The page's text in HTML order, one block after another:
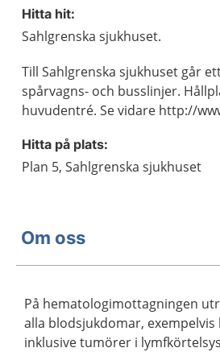
Hitta hit:
Sahlgrenska sjukhuset.
Till Sahlgrenska sjukhuset går
spårvagns- och busslinjer.
huvudentré. Se vidare http://
Hitta på plats:
Plan 5, Sahlgrenska sjukhuset
Om oss
På hematologimottagningen
alla blodsjukdomar,
inklusive tumörer i